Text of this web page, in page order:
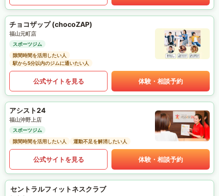
チョコザップ (chocoZAP)
福山元町店
スポーツジム
隙間時間を活用したい人
駅から5分以内のジムに通いたい人
公式サイトを見る 体験・相談予約
アシスト24
福山沖野上店
スポーツジム
隙間時間を活用したい人
運動不足を解消したい人
公式サイトを見る 体験・相談予約
セントラルフィットネスクラブ